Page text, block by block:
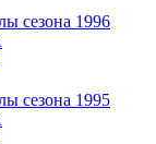
сезона 1996
сезона 1995